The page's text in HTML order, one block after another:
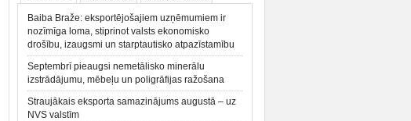
Baiba Braže: eksportējošajiem uzņēmumiem ir
nozīmīga loma, stiprinot valsts ekonomisko
drošību, izaugsmi un starptautisko atpazīstamību
Septembrī pieaugsi nemetālisko minerālu
izstrādājumu, mēbeļu un poligrāfijas ražošana
Straujākais eksporta samazinājums augustā – uz
NVS valstīm